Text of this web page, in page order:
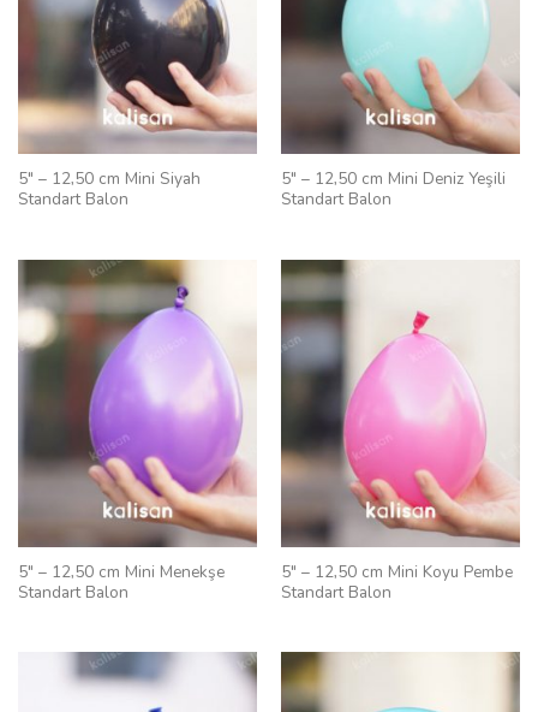
5″ – 12,50 cm Mini Siyah
Standart Balon
5″ – 12,50 cm Mini Deniz Yeşili
Standart Balon
5″ – 12,50 cm Mini Menekşe
Standart Balon
5″ – 12,50 cm Mini Koyu Pembe
Standart Balon